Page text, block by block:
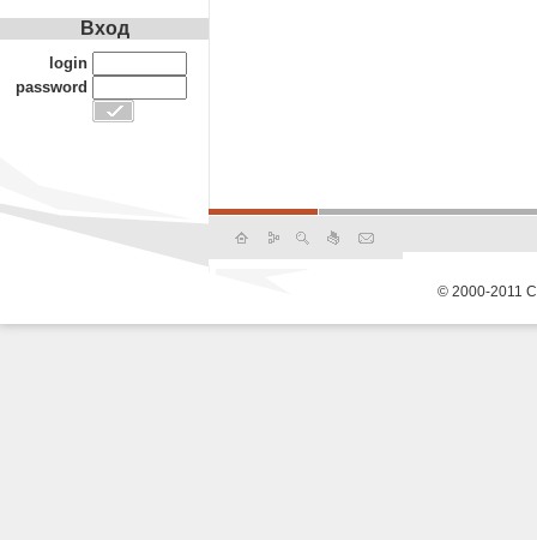
Вход
login
password
© 2000-2011